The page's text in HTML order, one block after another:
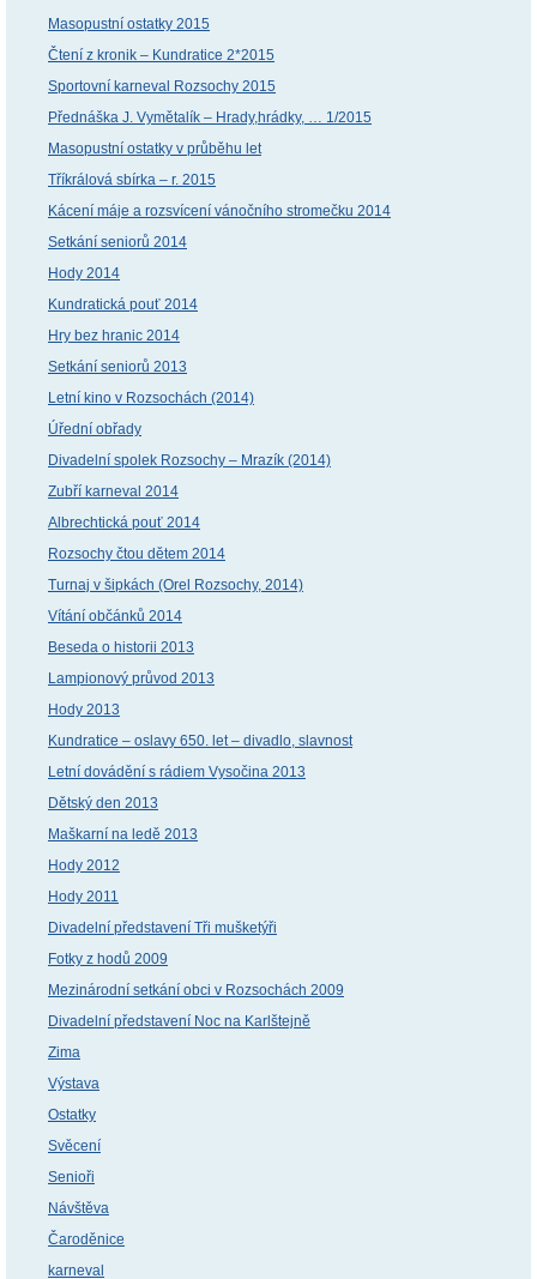
Masopustní ostatky 2015
Čtení z kronik – Kundratice 2*2015
Sportovní karneval Rozsochy 2015
Přednáška J. Vymětalík – Hrady,hrádky, … 1/2015
Masopustní ostatky v průběhu let
Tříkrálová sbírka – r. 2015
Kácení máje a rozsvícení vánočního stromečku 2014
Setkání seniorů 2014
Hody 2014
Kundratická pouť 2014
Hry bez hranic 2014
Setkání seniorů 2013
Letní kino v Rozsochách (2014)
Úřední obřady
Divadelní spolek Rozsochy – Mrazík (2014)
Zubří karneval 2014
Albrechtická pouť 2014
Rozsochy čtou dětem 2014
Turnaj v šipkách (Orel Rozsochy, 2014)
Vítání občánků 2014
Beseda o historii 2013
Lampionový průvod 2013
Hody 2013
Kundratice – oslavy 650. let – divadlo, slavnost
Letní dovádění s rádiem Vysočina 2013
Dětský den 2013
Maškarní na ledě 2013
Hody 2012
Hody 2011
Divadelní představení Tři mušketýři
Fotky z hodů 2009
Mezinárodní setkání obci v Rozsochách 2009
Divadelní představení Noc na Karlštejně
Zima
Výstava
Ostatky
Svěcení
Senioři
Návštěva
Čaroděnice
karneval